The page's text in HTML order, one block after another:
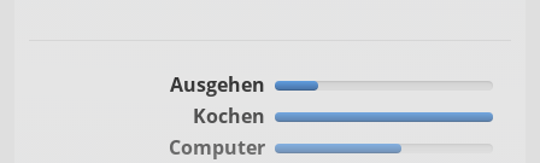
Ausgehen
Kochen
Computer